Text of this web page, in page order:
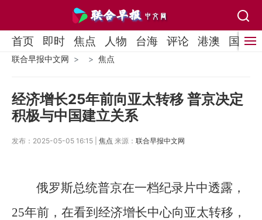
首页 即时 焦点 人物 台海 评论 港澳 国际
联合早报中文网 焦点
经济增长25年前向亚太转移 普京决定
积极与中国建立关系
发布：2025-05-05 16:15 | 焦点 来源： 联合早报中文网
俄罗斯总统普京在一档纪录片中透露，
25年前，在看到经济增长中心向亚太转移，